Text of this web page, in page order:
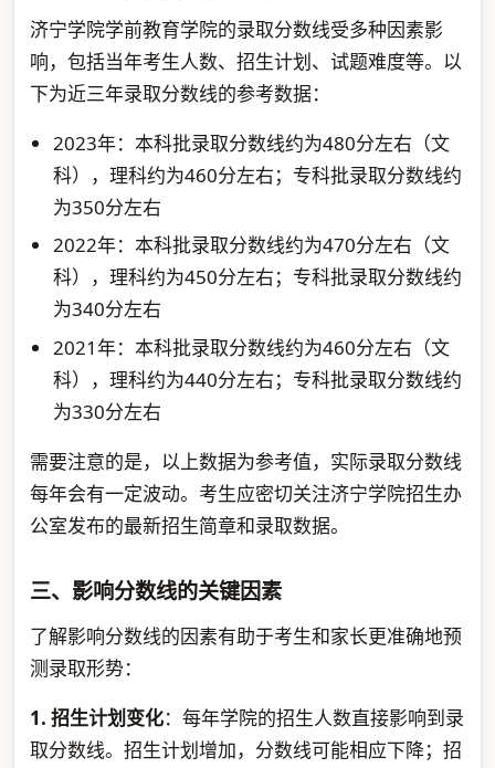
济宁学院学前教育学院的录取分数线受多种因素影
响，包括当年考生人数、招生计划、试题难度等。以
下为近三年录取分数线的参考数据：
2023年：本科批录取分数线约为480分左右（文
科），理科约为460分左右；专科批录取分数线约
为350分左右
2022年：本科批录取分数线约为470分左右（文
科），理科约为450分左右；专科批录取分数线约
为340分左右
2021年：本科批录取分数线约为460分左右（文
科），理科约为440分左右；专科批录取分数线约
为330分左右
需要注意的是，以上数据为参考值，实际录取分数线
每年会有一定波动。考生应密切关注济宁学院招生办
公室发布的最新招生简章和录取数据。
三、影响分数线的关键因素
了解影响分数线的因素有助于考生和家长更准确地预
测录取形势：
1. 招生计划变化：每年学院的招生人数直接影响到录
取分数线。招生计划增加，分数线可能相应下降；招